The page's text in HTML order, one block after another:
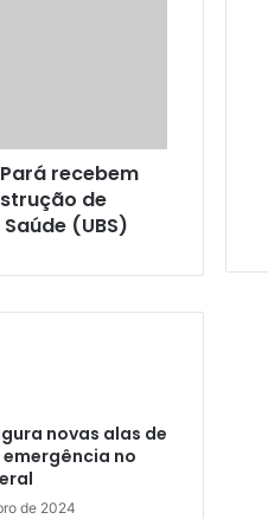
recebem
de
(UBS)
novas alas de
no
de 2024